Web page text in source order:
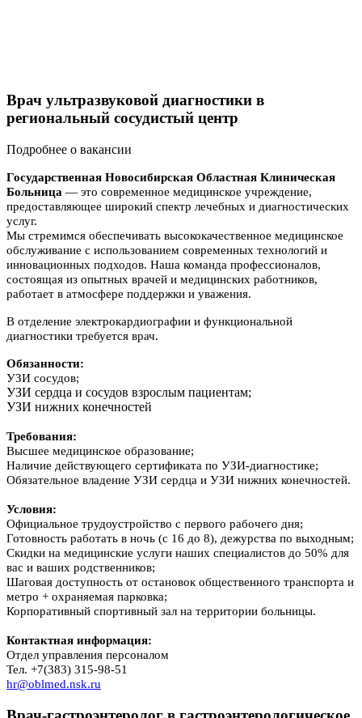
Врач ультразвуковой диагностики в
региональный сосудистый центр
Подробнее о вакансии
Государственная Новосибирская Областная Клиническая
Больница — это современное медицинское учреждение,
предоставляющее широкий спектр лечебных и диагностических
услуг.
Мы стремимся обеспечивать высококачественное медицинское
обслуживание с использованием современных технологий и
инновационных подходов. Наша команда профессионалов,
состоящая из опытных врачей и медицинских работников,
работает в атмосфере поддержки и уважения.
В отделение электрокардиографии и функциональной
диагностики требуется врач.
Обязанности:
УЗИ сосудов;
УЗИ сердца и сосудов взрослым пациентам;
УЗИ нижних конечностей
Требования:
Высшее медицинское образование;
Наличие действующего сертификата по УЗИ-диагностике;
Обязательное владение УЗИ сердца и УЗИ нижних конечностей.
Условия:
Официальное трудоустройство с первого рабочего дня;
Готовность работать в ночь (с 16 до 8), дежурства по выходным;
Скидки на медицинские услуги наших специалистов до 50% для
вас и ваших родственников;
Шаговая доступность от остановок общественного транспорта и
метро + охраняемая парковка;
Корпоративный спортивный зал на территории больницы.
Контактная информация:
Отдел управления персоналом
Тел. +7(383) 315-98-51
hr@oblmed.nsk.ru